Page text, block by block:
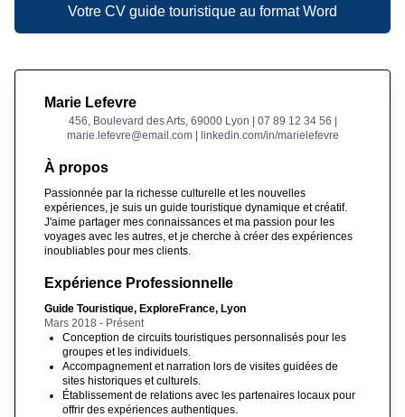
Votre CV guide touristique au format Word
Marie Lefevre
456, Boulevard des Arts, 69000 Lyon | 07 89 12 34 56 |
marie.lefevre@email.com | linkedin.com/in/marielefevre
À propos
Passionnée par la richesse culturelle et les nouvelles
expériences, je suis un guide touristique dynamique et créatif.
J'aime partager mes connaissances et ma passion pour les
voyages avec les autres, et je cherche à créer des expériences
inoubliables pour mes clients.
Expérience Professionnelle
Guide Touristique, ExploreFrance, Lyon
Mars 2018 - Présent
Conception de circuits touristiques personnalisés pour les
groupes et les individuels.
Accompagnement et narration lors de visites guidées de
sites historiques et culturels.
Établissement de relations avec les partenaires locaux pour
offrir des expériences authentiques.